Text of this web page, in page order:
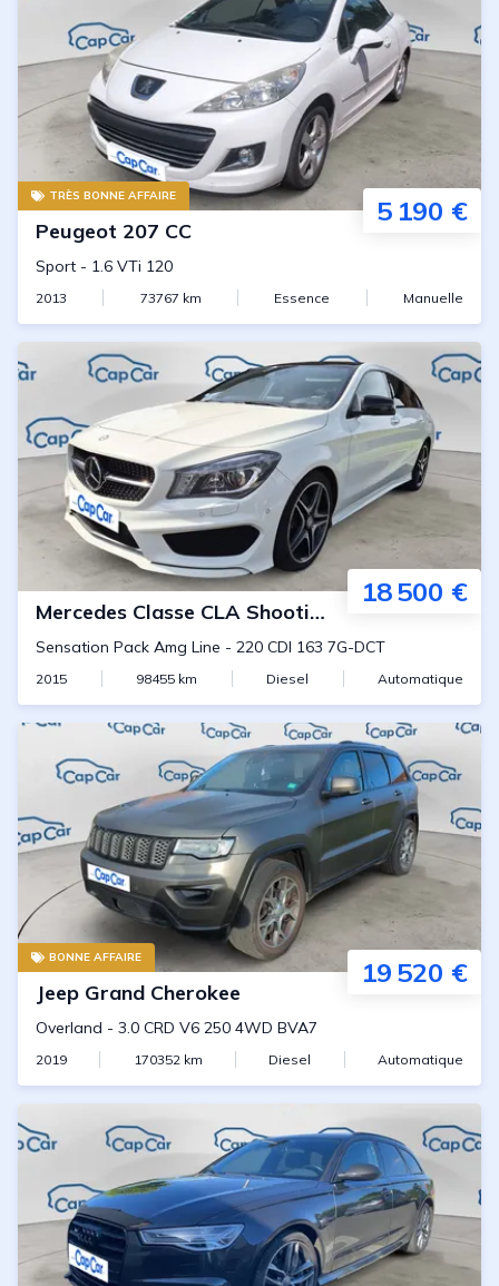
TRÈS BONNE AFFAIRE 5 190 €
Peugeot 207 CC
Sport - 1.6 VTi 120
2013 73767 km Essence Manuelle
18 500 €
Mercedes Classe CLA Shooting Brake
Sensation Pack Amg Line - 220 CDI 163 7G-DCT
2015 98455 km Diesel Automatique
BONNE AFFAIRE 19 520 €
Jeep Grand Cherokee
Overland - 3.0 CRD V6 250 4WD BVA7
2019 170352km Diesel Automatique